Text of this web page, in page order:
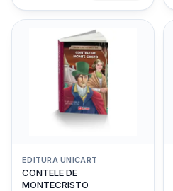
EDITURA UNICART
CONTELE DE
MONTECRISTO